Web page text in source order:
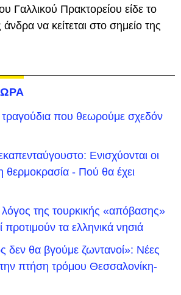
Γαλλικού Πρακτορείου είδε το
να κείτεται στο σημείο της
τραγούδια που θεωρούμε σχεδόν
Ενισχύονται οι
θερμοκρασία - Πού θα έχει
της τουρκικής «απόβασης»
προτιμούν τα ελληνικά νησιά
δεν θα βγούμε ζωντανοί»: Νέες
πτήση τρόμου Θεσσαλονίκη-